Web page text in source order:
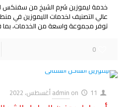
خدمة ليموزين شرم الشيخ من سفنكس
عالي التصنيف لخدمات الليموزين في
توفر مجموعة واسعة من الخدمات،
0
admin on 11 أغسطس، 2022